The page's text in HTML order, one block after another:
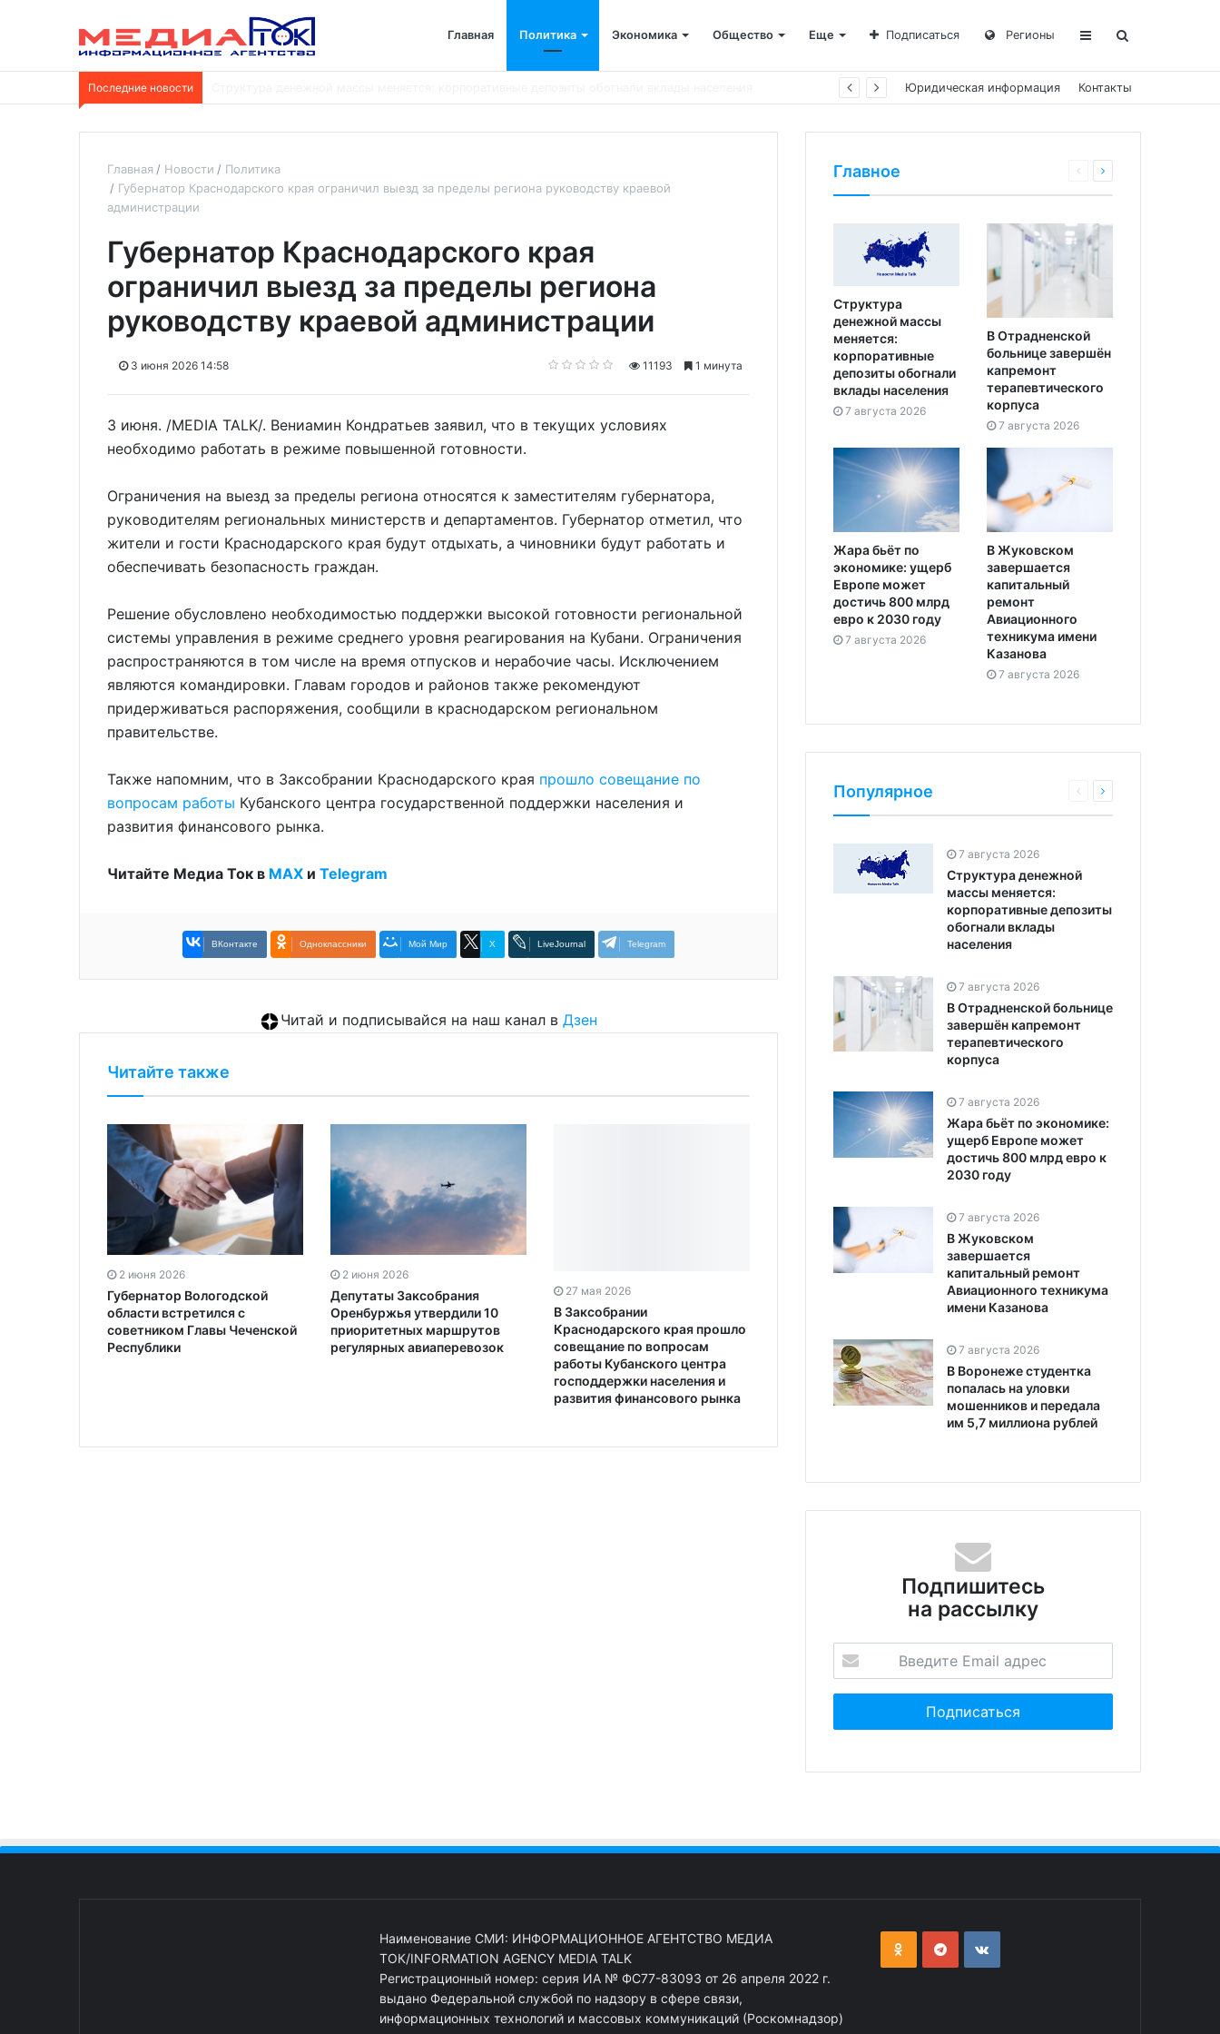
Главная Политика Экономика Общество Еще Подписаться Регионы
Последние новости Юридическая информация Контакты
Главная Новости
Политика
Губернатор Краснодарского края ограничил выезд за пределы региона руководству краевой
администрации
Губернатор Краснодарского края
ограничил выезд за пределы региона
руководству краевой администрации
3 июня 2026 14:58 11193 1 минута
3 июня. /MEDIA TALK/. Вениамин Кондратьев заявил, что в текущих условиях
необходимо работать в режиме повышенной готовности.
Ограничения на выезд за пределы региона относятся к заместителям губернатора,
руководителям региональных министерств и департаментов. Губернатор отметил, что
жители и гости Краснодарского края будут отдыхать, а чиновники будут работать и
обеспечивать безопасность граждан.
Решение обусловлено необходимостью поддержки высокой готовности региональной
системы управления в режиме среднего уровня реагирования на Кубани. Ограничения
распространяются в том числе на время отпусков и нерабочие часы. Исключением
являются командировки. Главам городов и районов также рекомендуют
придерживаться распоряжения, сообщили в краснодарском региональном
правительстве.
Также напомним, что в Заксобрании Краснодарского края прошло совещание по
вопросам работы Кубанского центра государственной поддержки населения и
развития финансового рынка.
Читайте Медиа Ток в МАХ и Telegram
ВКонтакте Одноклассники Мой Мир X LiveJournal Telegram
Читай и подписывайся на наш канал в Дзен
Читайте также
2 июня 2026
Губернатор Вологодской
области встретился с
советником Главы Чеченской
Республики
2 июня 2026
Депутаты Заксобрания
Оренбуржья утвердили 10
приоритетных маршрутов
регулярных авиаперевозок
27 мая 2026
В Заксобрании
Краснодарского края прошло
совещание по вопросам
работы Кубанского центра
господдержки населения и
развития финансового рынка
Главное
Структура
денежной массы
меняется:
корпоративные
депозиты обогнали
вклады населения
7 августа 2026
В Отрадненской
больнице завершён
капремонт
терапевтического
корпуса
7 августа 2026
Жара бьёт по
экономике: ущерб
Европе может
достичь 800 млрд
евро к 2030 году
7 августа 2026
В Жуковском
завершается
капитальный
ремонт
Авиационного
техникума имени
Казанова
7 августа 2026
Популярное
7 августа 2026
Структура денежной
массы меняется:
корпоративные депозиты
обогнали вклады
населения
7 августа 2026
В Отрадненской больнице
завершён капремонт
терапевтического
корпуса
7 августа 2026
Жара бьёт по экономике:
ущерб Европе может
достичь 800 млрд евро к
2030 году
7 августа 2026
В Жуковском
завершается
капитальный ремонт
Авиационного техникума
имени Казанова
7 августа 2026
В Воронеже студентка
попалась на уловки
мошенников и передала
им 5,7 миллиона рублей
Подпишитесь
на рассылку
Наименование СМИ: ИНФОРМАЦИОННОЕ АГЕНТСТВО МЕДИА
ТОК/INFORMATION AGENCY MEDIA TALK
Регистрационный номер: серия ИА № ФС77-83093 от 26 апреля 2022 г.
выдано Федеральной службой по надзору в сфере связи,
информационных технологий и массовых коммуникаций (Роскомнадзор)